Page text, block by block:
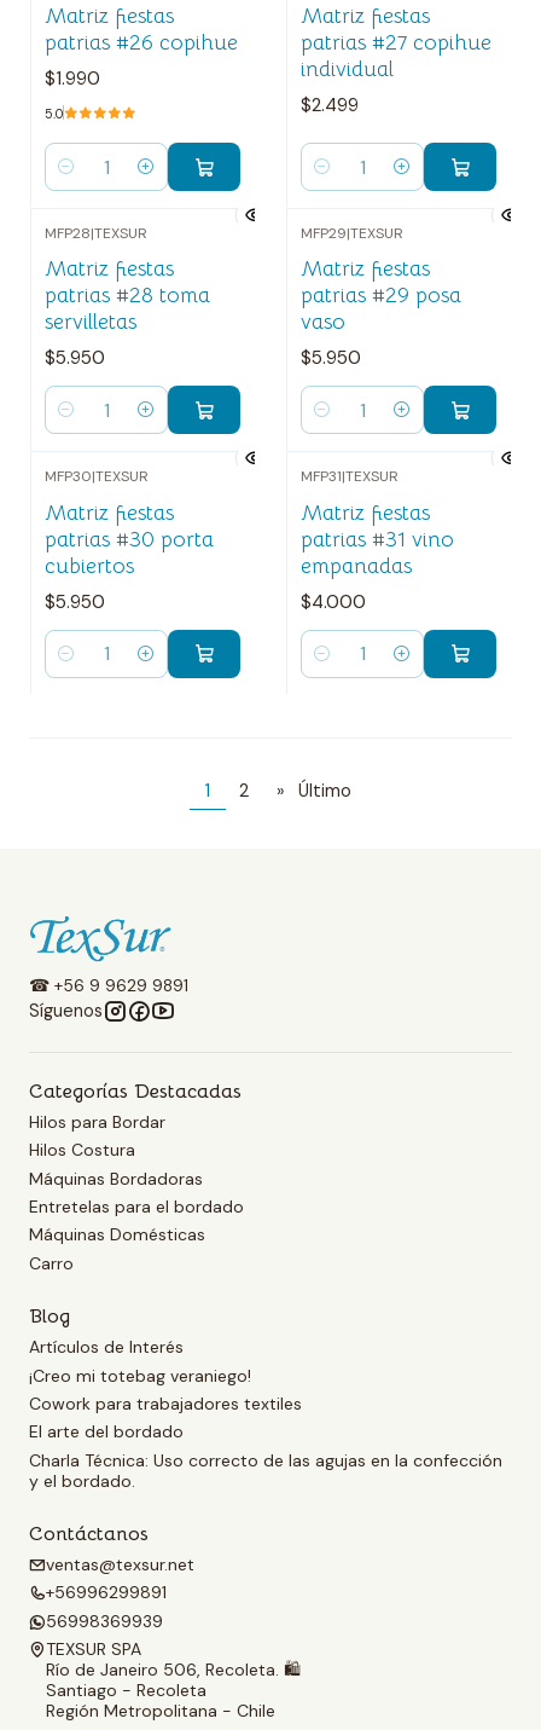
Matriz fiestas
patrias #26 copihue
$1.990
5.0
Cantidad
Matriz fiestas
patrias #27 copihue
individual
$2.499
Cantidad
MFP28|TEXSUR
Matriz fiestas
patrias #28 toma
servilletas
$5.950
Cantidad
MFP29|TEXSUR
Matriz fiestas
patrias #29 posa
vaso
$5.950
Cantidad
MFP30|TEXSUR
Matriz fiestas
patrias #30 porta
cubiertos
$5.950
Cantidad
MFP31|TEXSUR
Matriz fiestas
patrias #31 vino
empanadas
$4.000
Cantidad
1 2 » Último
☎ +56 9 9629 9891
Síguenos
Categorías Destacadas
Hilos para Bordar
Hilos Costura
Máquinas Bordadoras
Entretelas para el bordado
Máquinas Domésticas
Carro
Blog
Artículos de Interés
¡Creo mi totebag veraniego!
Cowork para trabajadores textiles
El arte del bordado
Charla Técnica: Uso correcto de las agujas en la confección
y el bordado.
Contáctanos
ventas@texsur.net
+56996299891
56998369939
TEXSUR SPA
Río de Janeiro 506, Recoleta. 🛍️
Santiago - Recoleta
Región Metropolitana - Chile